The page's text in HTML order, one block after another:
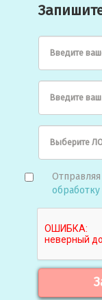
Введите
Введите